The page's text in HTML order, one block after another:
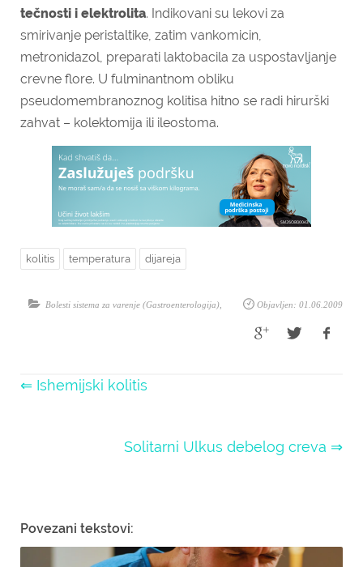
tečnosti i elektrolita. Indikovani su lekovi za
smirivanje peristaltike, zatim vankomicin,
metronidazol, preparati laktobacila za uspostavljanje
crevne flore. U fulminantnom obliku
pseudomembranoznog kolitisa hitno se radi hirurški
zahvat – kolektomija ili ileostoma.
kolitis temperatura dijareja
Objavljen: 01.06.2009
Bolesti sistema za varenje (Gastroenterologija)
⇐ Ishemijski kolitis
Solitarni Ulkus debelog creva ⇒
Povezani tekstovi: